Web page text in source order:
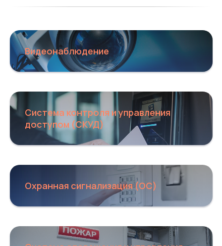
Видеонаблюдение
Система контроля и управления
доступом (СКУД)
Охранная сигнализация (ОС)